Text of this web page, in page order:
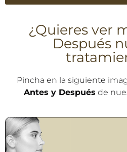
¿Quieres ver
Después
Pincha en la siguiente
Antes y Después de